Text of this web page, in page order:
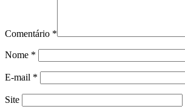
Comentário *
Nome *
E-mail *
Site